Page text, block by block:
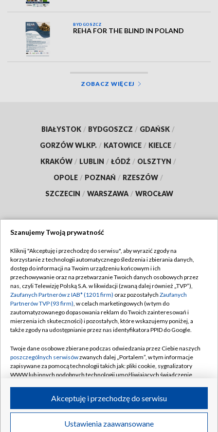
BYDGOSZCZ
REHA FOR THE BLIND IN POLAND
ZOBACZ WIĘCEJ
BIAŁYSTOK / BYDGOSZCZ / GDAŃSK /
GORZÓW WLKP. / KATOWICE / KIELCE /
KRAKÓW / LUBLIN / ŁÓDŹ / OLSZTYN /
OPOLE / POZNAŃ / RZESZÓW /
SZCZECIN / WARSZAWA / WROCŁAW
TVP
Abonament TVP
Emisja w TVP
Centrum informacji TVP
Naziemna Telewizja Cyfrowa
Rada Programowa
System NOS
Informacje o nadawcy
Program dla prasy
Regulamin TVP
Polityka prywatności
Moje zgody
Pomoc
Kontakt
Kanały
©2026 Telewizja Polska S.A. w likwidacji
Szanujemy Twoją prywatność
Kliknij "Akceptuję i przechodzę do serwisu", aby wyrazić zgody na
korzystanie z technologii automatycznego śledzenia i zbierania danych,
dostęp do informacji na Twoim urządzeniu końcowym i ich
przechowywanie oraz na przetwarzanie Twoich danych osobowych przez
nas, czyli Telewizję Polską S.A. w likwidacji (zwaną dalej również „TVP”),
Zaufanych Partnerów z IAB* (1201 firm) oraz pozostałych Zaufanych
Partnerów TVP (93 firm), w celach marketingowych (w tym do
zautomatyzowanego dopasowania reklam do Twoich zainteresowań i
mierzenia ich skuteczności) i pozostałych, które wskazujemy poniżej, a
także zgody na udostępnianie przez nas identyfikatora PPID do Google.
Twoje dane osobowe zbierane podczas odwiedzania przez Ciebie naszych
poszczególnych serwisówzwanych dalej „Portalem”, w tym informacje
zapisywane za pomocą technologii takich jak: pliki cookie, sygnalizatory
WWW lub innych podobnych technologii umożliwiających świadczenie
ruchu w Internecie.
Twoje dane osobowe zbierane podczas odwiedzania przez Ciebie
poszczególnych serwisówna Portalu, takie jak adresy IP, identyfikatory
Ustawienia zaawansowane
Akceptuję i przechodzę do serwisu